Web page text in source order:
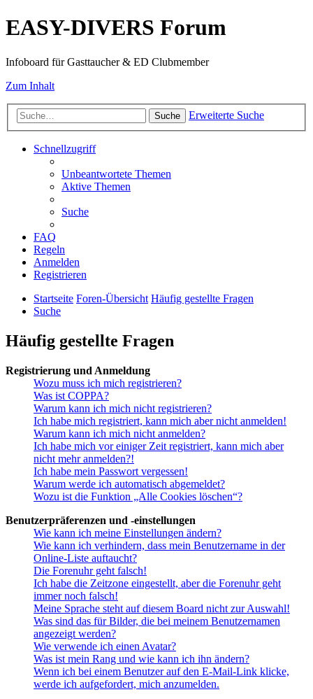
EASY-DIVERS Forum
Infoboard für Gasttaucher & ED Clubmember
Zum Inhalt
Suche Erweiterte Suche
Schnellzugriff
Unbeantwortete Themen
Aktive Themen
Suche
FAQ
Regeln
Anmelden
Registrieren
Startseite Foren-Übersicht Häufig gestellte Fragen
Suche
Häufig gestellte Fragen
Registrierung und Anmeldung
Wozu muss ich mich registrieren?
Was ist COPPA?
Warum kann ich mich nicht registrieren?
Ich habe mich registriert, kann mich aber nicht anmelden!
Warum kann ich mich nicht anmelden?
Ich habe mich vor einiger Zeit registriert, kann mich aber
nicht mehr anmelden?!
Ich habe mein Passwort vergessen!
Warum werde ich automatisch abgemeldet?
Wozu ist die Funktion „Alle Cookies löschen“?
Benutzerpräferenzen und -einstellungen
Wie kann ich meine Einstellungen ändern?
Wie kann ich verhindern, dass mein Benutzername in der
Online-Liste auftaucht?
Die Forenuhr geht falsch!
Ich habe die Zeitzone eingestellt, aber die Forenuhr geht
immer noch falsch!
Meine Sprache steht auf diesem Board nicht zur Auswahl!
Was sind das für Bilder, die bei meinem Benutzernamen
angezeigt werden?
Wie verwende ich einen Avatar?
Was ist mein Rang und wie kann ich ihn ändern?
Wenn ich bei einem Benutzer auf den E-Mail-Link klicke,
werde ich aufgefordert, mich anzumelden.